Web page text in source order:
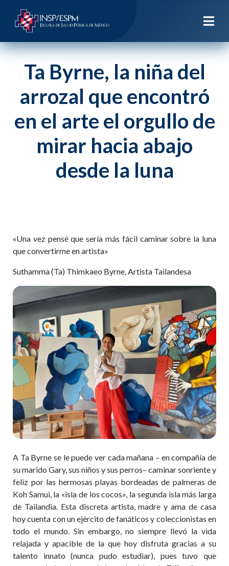
Ta Byrne, la niña del
arrozal que encontró
en el arte el orgullo de
mirar hacia abajo
desde la luna
«Una vez pensé que sería más fácil caminar sobre la luna
que convertirme en artista»
Suthamma (Ta) Thimkaeo Byrne, Artista Tailandesa
A Ta Byrne se le puede ver cada mañana – en compañía de
su marido Gary, sus niños y sus perros– caminar sonriente y
feliz por las hermosas playas bordeadas de palmeras de
Koh Samui, la «isla de los cocos», la segunda isla más larga
de Tailandia. Esta discreta artista, madre y ama de casa
hoy cuenta con un ejército de fanáticos y coleccionistas en
todo el mundo. Sin embargo, no siempre llevó la vida
relajada y apacible de la que hoy disfruta gracias a su
talento innato (nunca pudo estudiar), pues tuvo que